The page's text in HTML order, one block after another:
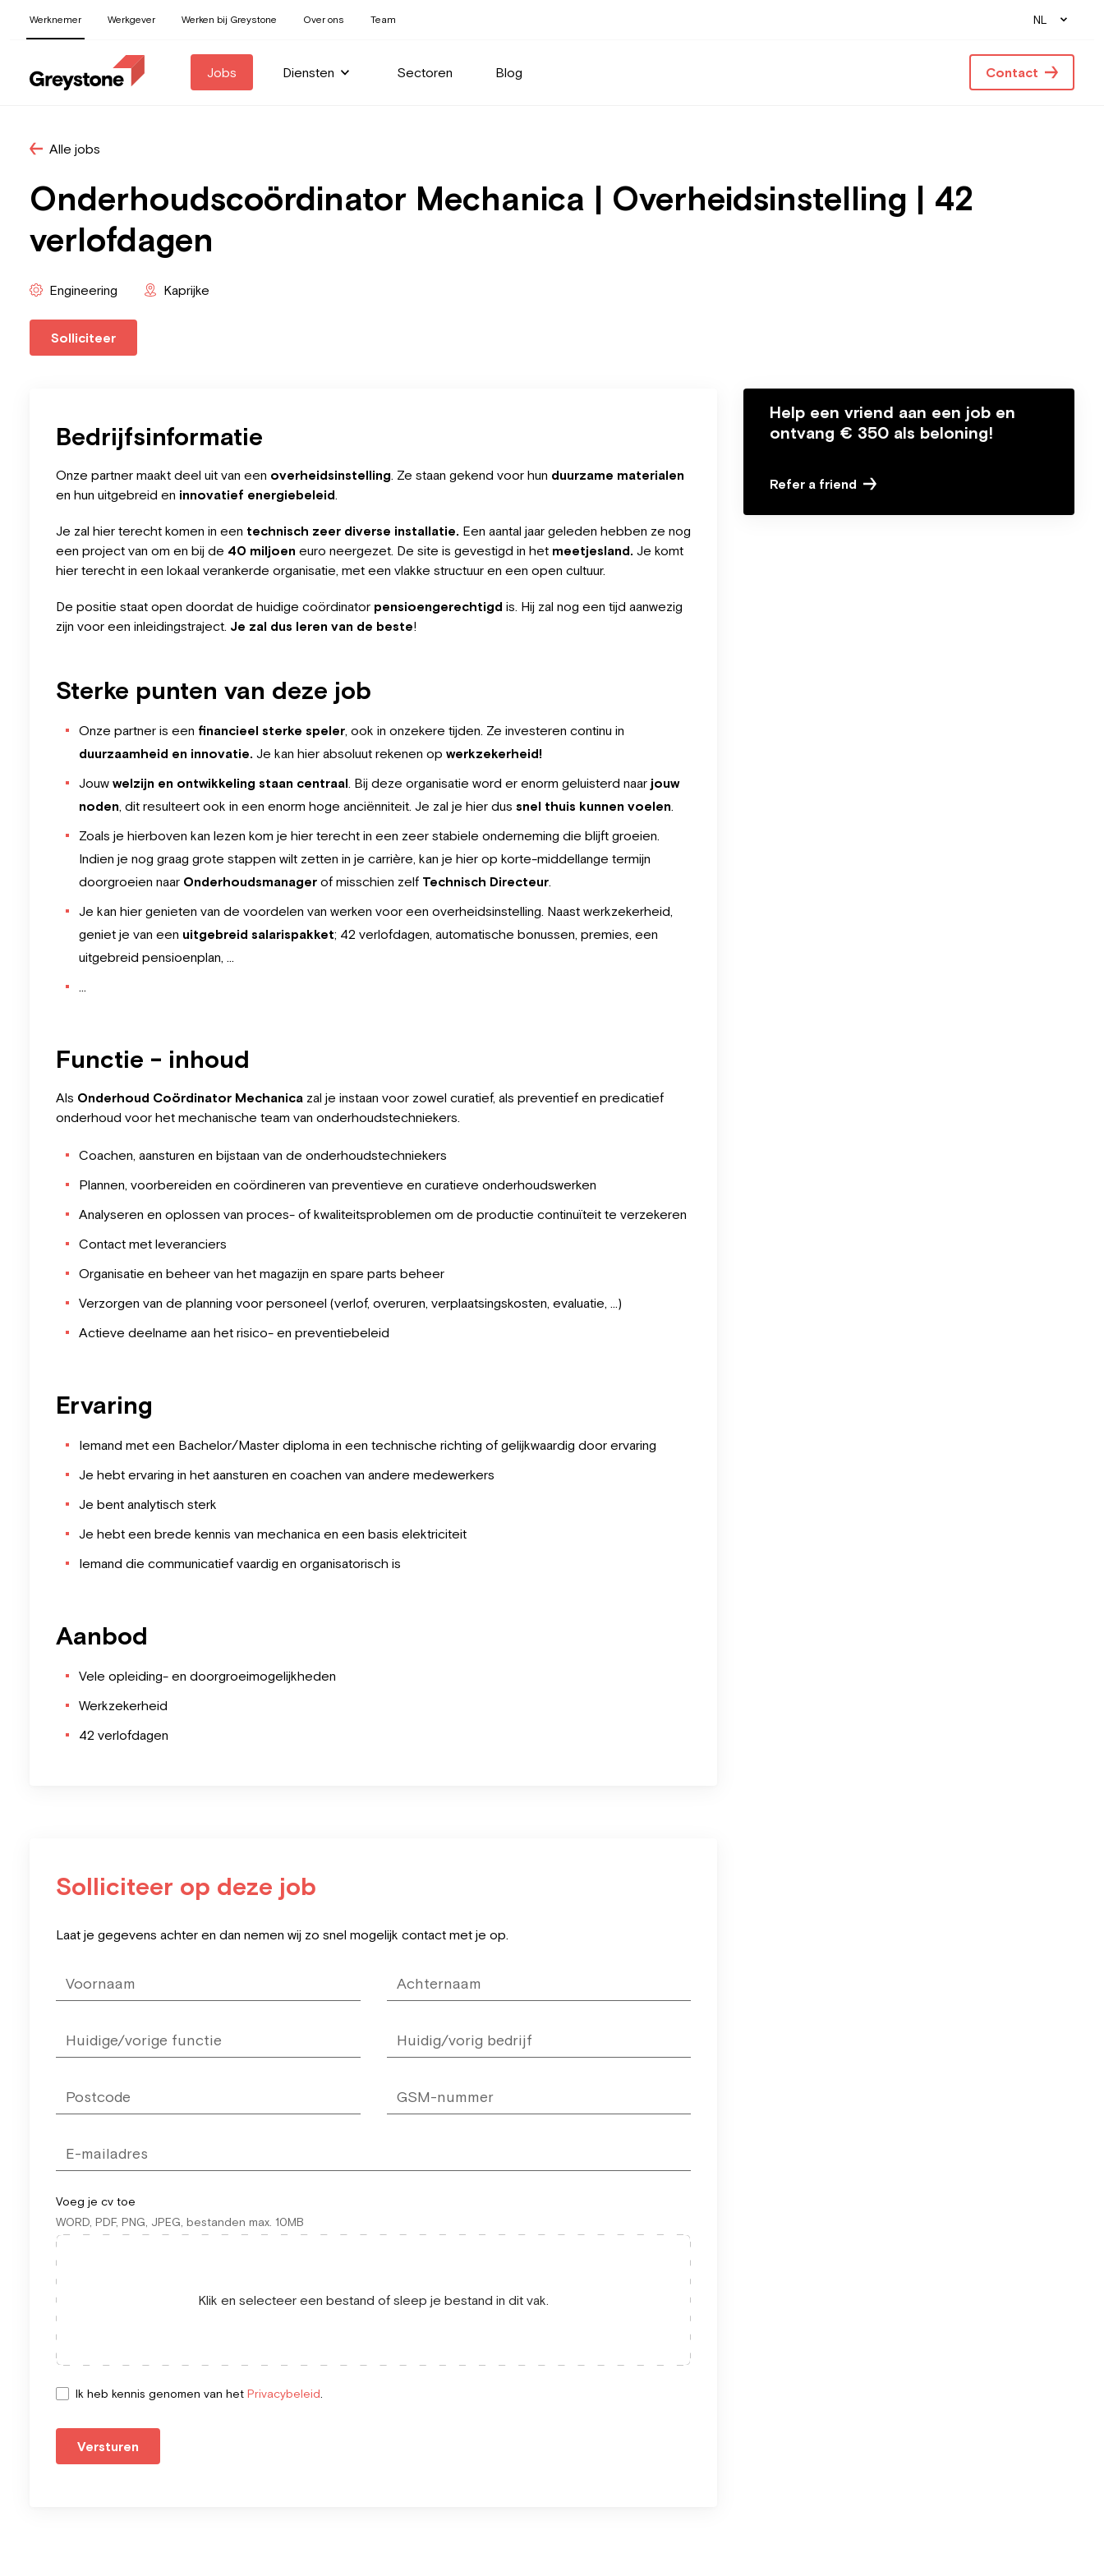
Werknemer Werkgever Werken bij Greystone Over ons Team NL
Jobs Diensten Sectoren Blog Contact
Alle jobs
Onderhoudscoördinator Mechanica | Overheidsinstelling | 42
verlofdagen
Engineering Kaprijke
Solliciteer
Bedrijfsinformatie
Onze partner maakt deel uit van een overheidsinstelling. Ze staan gekend voor hun duurzame materialen
en hun uitgebreid en innovatief energiebeleid.
Je zal hier terecht komen in een technisch zeer diverse installatie. Een aantal jaar geleden hebben ze nog
een project van om en bij de 40 miljoen euro neergezet. De site is gevestigd in het meetjesland. Je komt
hier terecht in een lokaal verankerde organisatie, met een vlakke structuur en een open cultuur.
De positie staat open doordat de huidige coördinator pensioengerechtigd is. Hij zal nog een tijd aanwezig
zijn voor een inleidingstraject. Je zal dus leren van de beste!
Sterke punten van deze job
Onze partner is een financieel sterke speler, ook in onzekere tijden. Ze investeren continu in
duurzaamheid en innovatie. Je kan hier absoluut rekenen op werkzekerheid!
Jouw welzijn en ontwikkeling staan centraal. Bij deze organisatie word er enorm geluisterd naar jouw
noden, dit resulteert ook in een enorm hoge anciënniteit. Je zal je hier dus snel thuis kunnen voelen.
Zoals je hierboven kan lezen kom je hier terecht in een zeer stabiele onderneming die blijft groeien.
Indien je nog graag grote stappen wilt zetten in je carrière, kan je hier op korte-middellange termijn
doorgroeien naar Onderhoudsmanager of misschien zelf Technisch Directeur.
Je kan hier genieten van de voordelen van werken voor een overheidsinstelling. Naast werkzekerheid,
geniet je van een uitgebreid salarispakket; 42 verlofdagen, automatische bonussen, premies, een
uitgebreid pensioenplan, …
…
Functie - inhoud
Als Onderhoud Coördinator Mechanica zal je instaan voor zowel curatief, als preventief en predicatief
onderhoud voor het mechanische team van onderhoudstechniekers.
Coachen, aansturen en bijstaan van de onderhoudstechniekers
Plannen, voorbereiden en coördineren van preventieve en curatieve onderhoudswerken
Analyseren en oplossen van proces- of kwaliteitsproblemen om de productie continuïteit te verzekeren
Contact met leveranciers
Organisatie en beheer van het magazijn en spare parts beheer
Verzorgen van de planning voor personeel (verlof, overuren, verplaatsingskosten, evaluatie, …)
Actieve deelname aan het risico- en preventiebeleid
Ervaring
Iemand met een Bachelor/Master diploma in een technische richting of gelijkwaardig door ervaring
Je hebt ervaring in het aansturen en coachen van andere medewerkers
Je bent analytisch sterk
Je hebt een brede kennis van mechanica en een basis elektriciteit
Iemand die communicatief vaardig en organisatorisch is
Aanbod
Vele opleiding- en doorgroeimogelijkheden
Werkzekerheid
42 verlofdagen
Solliciteer op deze job
blank
Laat je gegevens achter en dan nemen wij zo snel mogelijk contact met je op.
Voeg je cv toe
WORD, PDF, PNG, JPEG, bestanden max. 10MB
Klik en selecteer een bestand of sleep je bestand in dit vak.
Ik heb kennis genomen van het Privacybeleid
Versturen
Help een vriend aan een job en
ontvang € 350 als beloning!
Refer a friend